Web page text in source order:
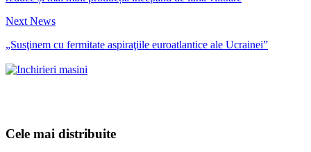
Next News
„Susţinem cu fermitate aspiraţiile euroatlantice ale Ucrainei”
Cele mai distribuite